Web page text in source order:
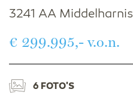
3241 AA Middelharnis
€ 299.995,- v.o.n.
6 FOTO'S